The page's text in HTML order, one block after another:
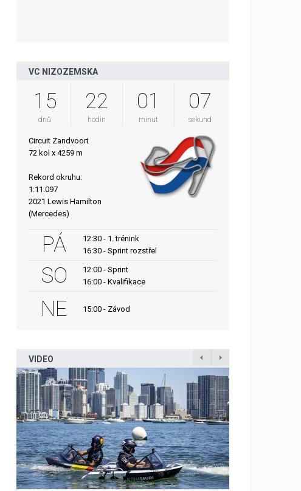
VC NIZOZEMSKA
15
dnů
22
hodin
01
minut
06
sekund
Circuit Zandvoort
72 kol x 4259 m
Rekord okruhu:
1:11.097
2021 Lewis Hamilton
(Mercedes)
PÁ
12:30 - 1. trénink
16:30 - Sprint rozstřel
SO
12:00 - Sprint
16:00 - Kvalifikace
NE 15:00 - Závod
VIDEO